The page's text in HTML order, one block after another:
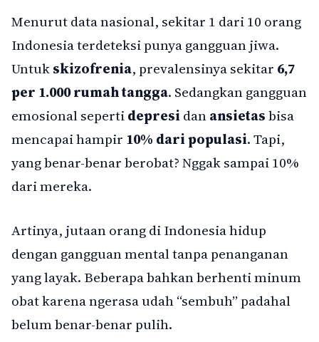
Menurut data nasional, sekitar 1 dari 10 orang
Indonesia terdeteksi punya gangguan jiwa.
Untukskizofrenia, prevalensinya sekitar 6,7
per 1.000 rumah tangga. Sedangkan gangguan
emosional sepertidepresidanansietasbisa
mencapai hampir 10% dari populasi. Tapi,
yang benar-benar berobat? Nggak sampai 10%
dari mereka.
Artinya, jutaan orang di Indonesia hidup
dengan gangguan mental tanpa penanganan
yang layak. Beberapa bahkan berhenti minum
obat karena ngerasa udah “sembuh” padahal
belum benar-benar pulih.